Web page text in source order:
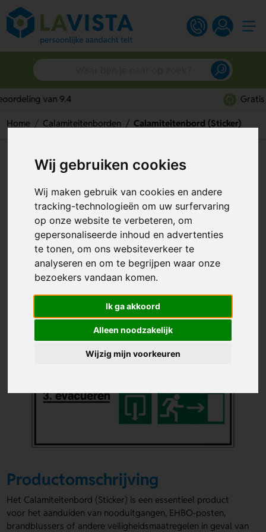
Wij gebruiken cookies
Wij maken gebruik van cookies en andere
tracking-technologieën om uw surfervaring
op onze website te verbeteren, om
gepersonaliseerde inhoud en advertenties
te tonen, om ons websiteverkeer te
analyseren en om te begrijpen waar onze
bezoekers vandaan komen.
Ik ga akkoord
Alleen noodzakelijk
Wijzig mijn voorkeuren
Home Calamiteitenborden Calamiteitenbord (Sticker)
Calamiteitenbord (Sticker)
Productomschrijving
Het Calamiteitenbord (Sticker) is een essentieel product
voor het aanduiden van nooduitgangen, EHBO-posten,
brandblussers of andere veiligheidsmaatregelen in geval van